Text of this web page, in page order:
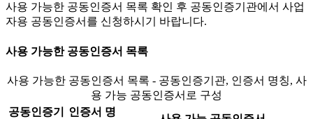
사용 가능한 공동인증서 목록 확인 후 공동인증기관에서 사업
자용 공동인증서를 신청하시기 바랍니다.
사용 가능한 공동인증서 목록
사용 가능한 공동인증서 목록 - 공동인증기관, 인증서 명칭, 사
용 가능 공동인증서로 구성
공동인증기
인증서 명